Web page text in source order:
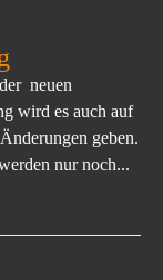
neuen
wird es auch auf
geben.
nur noch...